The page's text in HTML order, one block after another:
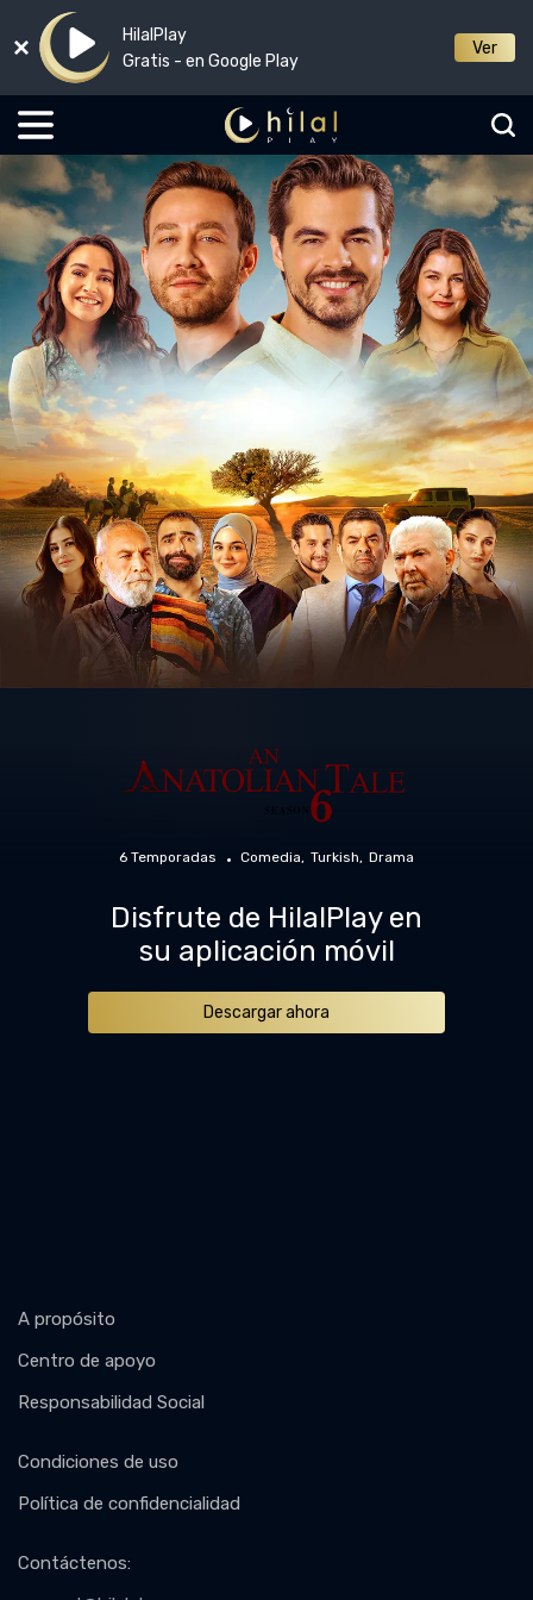
HilalPlay
Gratis - en Google Play
Ver
6 Temporadas Comedia Turkish Drama
Disfrute de HilalPlay en
su aplicación móvil
Descargar ahora
A propósito
Centro de apoyo
Responsabilidad Social
Condiciones de uso
Política de confidencialidad
Contáctenos: